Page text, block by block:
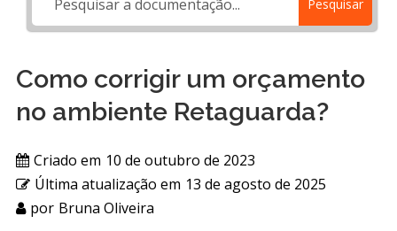
PORTAL WEB MOBILE SUPORTE Pesquisar
Como corrigir um orçamento
no ambiente Retaguarda?
Criado em 10 de outubro de 2023
Última atualização em 13 de agosto de 2025
por Bruna Oliveira